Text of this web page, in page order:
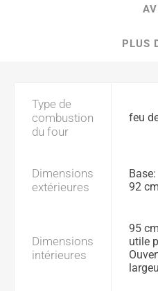
PLUS
Type de
combustion
du four
feu
Dimensions
extérieures
92
Dimensions
intérieures
95
utile